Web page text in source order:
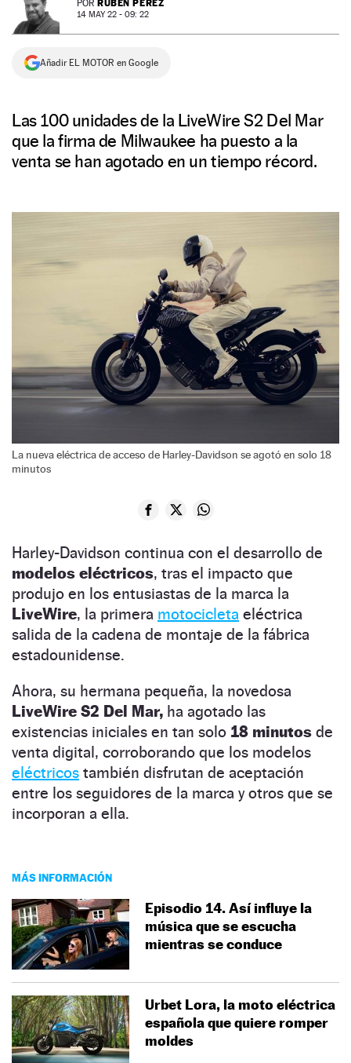
NEWSLETTER
SÍGUENOS
POR RUBÉN PÉREZ
14 MAY 22 - 09: 22
Añadir EL MOTOR en Google
Las 100 unidades de la LiveWire S2 Del Mar
que la firma de Milwaukee ha puesto a la
venta se han agotado en un tiempo récord.
La nueva eléctrica de acceso de Harley-Davidson se agotó en solo 18
minutos
Harley-Davidson continua con el desarrollo de
modelos eléctricos, tras el impacto que
produjo en los entusiastas de la marca la
LiveWire, la primera motocicleta eléctrica
salida de la cadena de montaje de la fábrica
estadounidense.
Ahora, su hermana pequeña, la novedosa
LiveWire S2 Del Mar, ha agotado las
existencias iniciales en tan solo 18 minutos de
venta digital, corroborando que los modelos
eléctricos también disfrutan de aceptación
entre los seguidores de la marca y otros que se
incorporan a ella.
MÁS INFORMACIÓN
Episodio 14. Así influye la
música que se escucha
mientras se conduce
Urbet Lora, la moto eléctrica
española que quiere romper
moldes